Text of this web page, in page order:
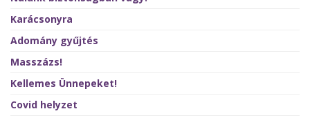
Karácsonyra
Adomány gyűjtés
Masszázs!
Kellemes Ünnepeket!
Covid helyzet